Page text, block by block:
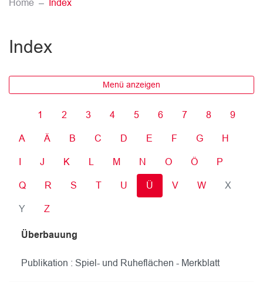
Home Index(ausgewählt)
Index
Menü anzeigen
1 2 3 4 5 6 7 8 9
A Ä B C D E F G H
J K M N O Ö P
Q R S T U Ü V W X
Y Z
Überbauung
Publikation : Spiel- und Ruheflächen - Merkblatt